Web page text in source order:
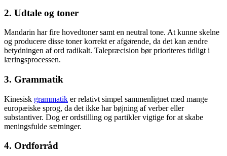
2. Udtale og toner
Mandarin har fire hovedtoner samt en neutral tone. At kunne skelne
og producere disse toner korrekt er afgørende, da det kan ændre
betydningen af ord radikalt. Talepræcision bør prioriteres tidligt i
læringsprocessen.
3. Grammatik
Kinesisk grammatik er relativt simpel sammenlignet med mange
europæiske sprog, da det ikke har bøjning af verber eller
substantiver. Dog er ordstilling og partikler vigtige for at skabe
meningsfulde sætninger.
4. Ordforråd